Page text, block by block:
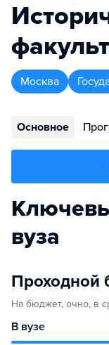
Москва
Основное
вуза
Проходной
На бюджет, очно, в
В вузе